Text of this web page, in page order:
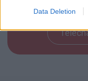
Data Deletion